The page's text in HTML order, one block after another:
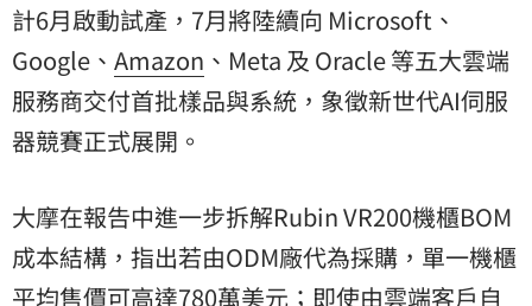
計6月啟動試產，7月將陸續向 Microsoft、
Google、 Amazon 、Meta 及 Oracle 等五大雲端
服務商交付首批樣品與系統，象徵新世代AI伺服
器競賽正式展開。
大摩在報告中進一步拆解Rubin VR200機櫃BOM
成本結構，指出若由ODM廠代為採購，單一機櫃
平均售價可高達780萬美元；即使由雲端客戶自